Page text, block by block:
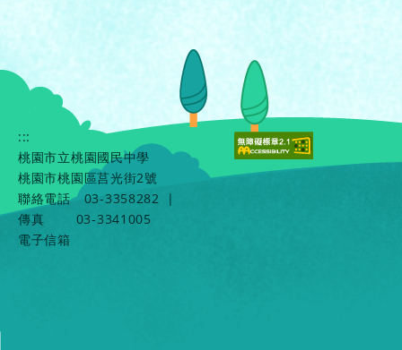
:::
桃園市立桃園國民中學
桃園市桃園區莒光街2號
聯絡電話
03-3358282
|
傳真
03-3341005
電子信箱